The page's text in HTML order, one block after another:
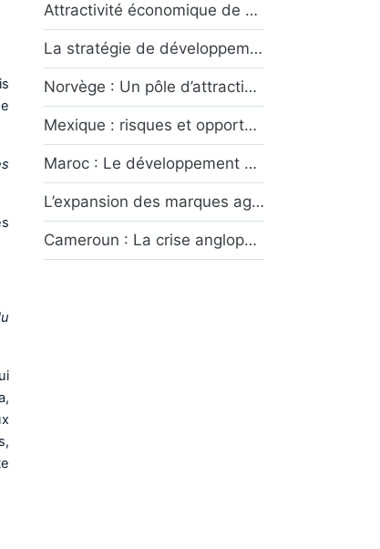
Attractivité économique de Taïwan : opportunités et risques ?
La stratégie de développement des énergies au Chili : risques et opportunités
Norvège : Un pôle d’attractivité économique entre rente pétrolière et transition écologique
Mexique : risques et opportunités
Maroc : Le développement des provinces du Sud symbole du dynamisme économique marocain
L’expansion des marques agroalimentaires françaises dans les pays émergents : Opportunités et défis
Cameroun : La crise anglophone, un conflit sans fin ?